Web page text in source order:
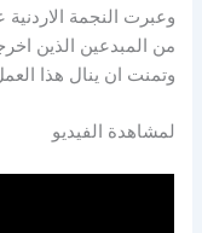
وعبرت النجمة
من المبدعين الذين
وتمنت ان ينال هذا
لمشاهدة الفيديو